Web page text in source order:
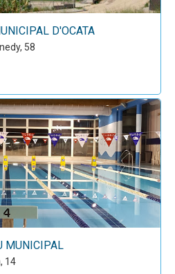
D'OCATA
58
MUNICIPAL
14